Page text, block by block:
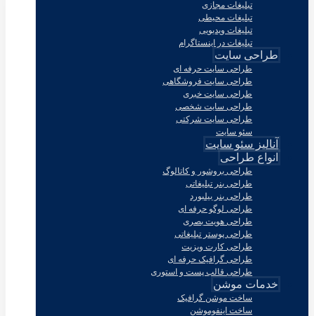
تبلیغات مجازی
تبلیغات محیطی
تبلیغات ویدیویی
تبلیغات در اینستاگرام
طراحی سایت
طراحی سایت حرفه ای
طراحی سایت فروشگاهی
طراحی سایت خبری
طراحی سایت شخصی
طراحی سایت شرکتی
سئو سایت
آنالیز سئو سایت
انواع طراحی
طراحی بروشور و کاتالوگ
طراحی بنر تبلیغاتی
طراحی بنر بیلبورد
طراحی لوگو حرفه ای
طراحی هویت بصری
طراحی پوستر تبلیغاتی
طراحی کارت ویزیت
طراحی گرافیک حرفه ای
طراحی قالب پست و استوری
خدمات موشن
ساخت موشن گرافیک
ساخت اینفوموشن